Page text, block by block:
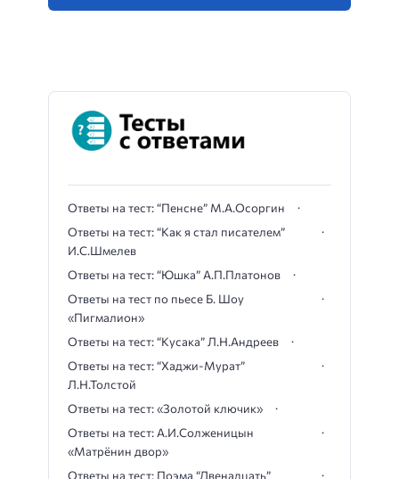
Ответы на тест: “Пенсне” М.А.Осоргин
Ответы на тест: “Как я стал писателем”
И.С.Шмелев
Ответы на тест: “Юшка” А.П.Платонов
Ответы на тест по пьесе Б. Шоу
«Пигмалион»
Ответы на тест: “Кусака” Л.Н.Андреев
Ответы на тест: “Хаджи-Мурат”
Л.Н.Толстой
Ответы на тест: «Золотой ключик»
Ответы на тест: А.И.Солженицын
«Матрёнин двор»
Ответы на тест: Поэма “Двенадцать”